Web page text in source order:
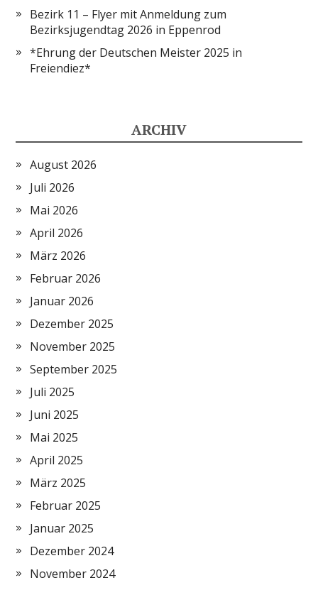
Bezirk 11 – Flyer mit Anmeldung zum
Bezirksjugendtag 2026 in Eppenrod
*Ehrung der Deutschen Meister 2025 in
Freiendiez*
ARCHIV
August 2026
Juli 2026
Mai 2026
April 2026
März 2026
Februar 2026
Januar 2026
Dezember 2025
November 2025
September 2025
Juli 2025
Juni 2025
Mai 2025
April 2025
März 2025
Februar 2025
Januar 2025
Dezember 2024
November 2024